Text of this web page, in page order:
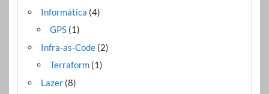
Informática (4)
GPS(1)
Infra-as-Code(2)
Terraform(1)
Lazer(8)